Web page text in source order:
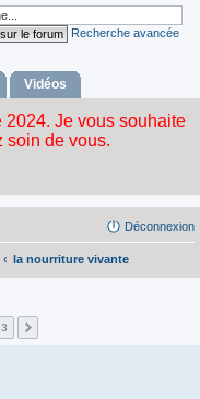
Recherche avancée
Vidéos
Déconnexion
la nourriture vivante
3